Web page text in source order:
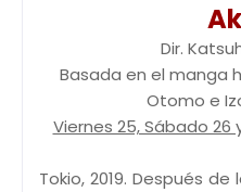
Dir.
Basada en el manga
Otomo e
Viernes 25, Sábado
Tokio, 2019. Después